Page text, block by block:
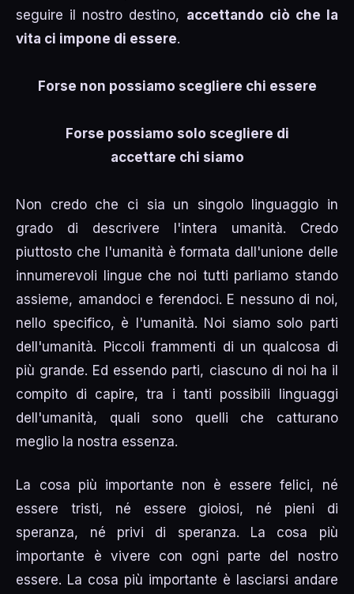
seguire il nostro destino, accettando ciò che la
vita ci impone di essere.
Forse non possiamo scegliere chi essere
Forse possiamo solo scegliere di
accettare chi siamo
Non credo che ci sia un singolo linguaggio in
grado di descrivere l'intera umanità. Credo
piuttosto che l'umanità è formata dall'unione delle
innumerevoli lingue che noi tutti parliamo stando
assieme, amandoci e ferendoci. E nessuno di noi,
nello specifico, è l'umanità. Noi siamo solo parti
dell'umanità. Piccoli frammenti di un qualcosa di
più grande. Ed essendo parti, ciascuno di noi ha il
compito di capire, tra i tanti possibili linguaggi
dell'umanità, quali sono quelli che catturano
meglio la nostra essenza.
La cosa più importante non è essere felici, né
essere tristi, né essere gioiosi, né pieni di
speranza, né privi di speranza. La cosa più
importante è vivere con ogni parte del nostro
essere. La cosa più importante è lasciarsi andare